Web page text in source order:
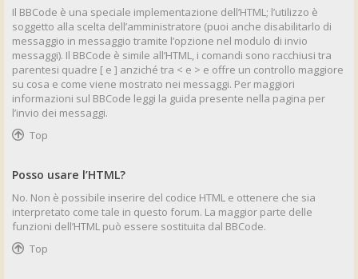
Il BBCode è una speciale implementazione dell’HTML; l’utilizzo è
soggetto alla scelta dell’amministratore (puoi anche disabilitarlo di
messaggio in messaggio tramite l’opzione nel modulo di invio
messaggi). Il BBCode è simile all’HTML, i comandi sono racchiusi tra
parentesi quadre [ e ] anziché tra < e > e offre un controllo maggiore
su cosa e come viene mostrato nei messaggi. Per maggiori
informazioni sul BBCode leggi la guida presente nella pagina per
l’invio dei messaggi.
Top
Posso usare l’HTML?
No. Non è possibile inserire del codice HTML e ottenere che sia
interpretato come tale in questo forum. La maggior parte delle
funzioni dell’HTML può essere sostituita dal BBCode.
Top